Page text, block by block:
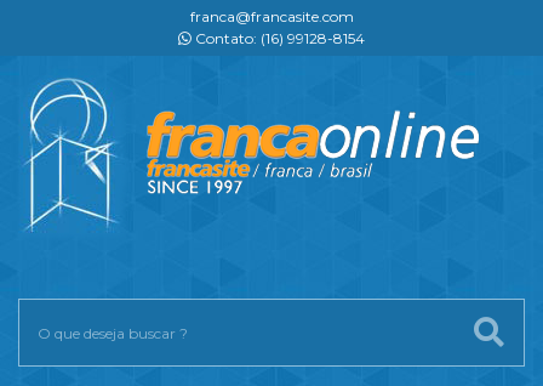
franca@francasite.com
Contato: (16) 99128-8154